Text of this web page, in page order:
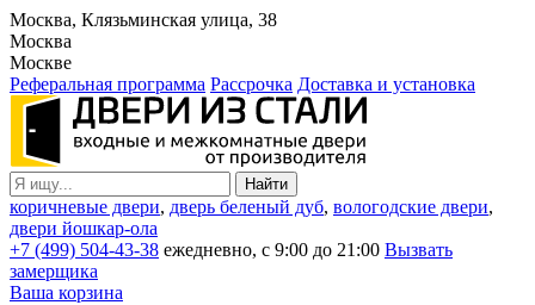
Москва, Клязьминская улица, 38
Москва
Москве
Реферальная программа Рассрочка Доставка и установка
коричневые двери, дверь беленый дуб, вологодские двери,
двери йошкар-ола
+7 (499) 504-43-38 ежедневно, с 9:00 до 21:00 Вызвать
замерщика
Ваша корзина